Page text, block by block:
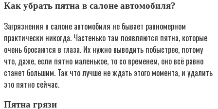
Как убрать пятна в салоне автомобиля?
Загрязнения в салоне автомобиля не бывает равномерном
практически никогда. Частенько там появляются пятна, которые
очень бросаются в глаза. Их нужно выводить побыстрее, потому
что, даже, если пятно маленькое, то со временем, оно всё равно
станет большим. Так что лучше не ждать этого момента, и удалить
это пятно сейчас.
Пятна грязи